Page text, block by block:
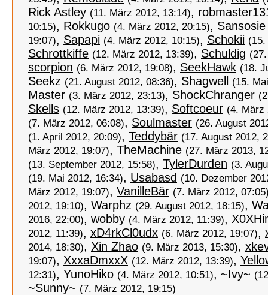
Rick Astley (11. März 2012, 13:14),
10:15), Rokkugo (4. März 2012, 20:15), Sansosie
19:07), Sapapi (4. März 2012, 10:15), Schokii
Schrottkiffe (12. März 2012, 13:39), Schuldig
scorpion (6. März 2012, 19:08), SeekHawk (18.
Seekz (21. August 2012, 08:36), Shagwell (15.
Master (3. März 2012, 23:13), ShockChranger
Skells (12. März 2012, 13:39), Softcoeur (4. März
(7. März 2012, 06:08), Soulmaster (26. August
(1. April 2012, 20:09), Teddybär (17. August 2012,
März 2012, 19:07), TheMachine (27. März 2013,
(13. September 2012, 15:58), TylerDurden (3.
(19. Mai 2012, 16:34), Usabasd (10. Dezember
März 2012, 19:07), VanilleBär (7. März 2012,
2012, 19:10), Warphz (29. August 2012, 18:15),
2016, 22:00), wobby (4. März 2012, 11:39),
2012, 11:39), xD4rkCl0udx (6. März 2012, 19:07),
2014, 18:30), Xin Zhao (9. März 2013, 15:30),
19:07), XxxaDmxxX (12. März 2012, 13:39),
12:31), YunoHiko (4. März 2012, 10:51), ~Ivy~
~Sunny~ (7. März 2012, 19:15)